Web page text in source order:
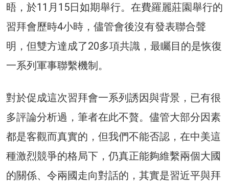
晤，於11月15日如期舉行。在費羅麗莊園舉行的
習拜會歷時4小時，儘管會後沒有發表聯合聲
明，但雙方達成了20多項共識，最矚目的是恢復
一系列軍事聯繫機制。
對於促成這次習拜會一系列誘因與背景，已有很
多評論分析過，筆者在此不贅。儘管大部分因素
都是客觀而真實的，但我們不能否認，在中美這
種激烈競爭的格局下，仍真正能夠維繫兩個大國
的關係、令兩國走向對話的，其實是習近平與拜